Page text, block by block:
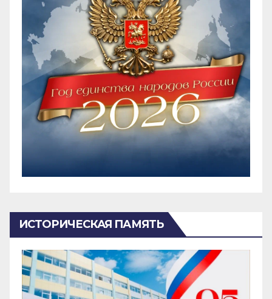
ИСТОРИЧЕСКАЯ ПАМЯТЬ